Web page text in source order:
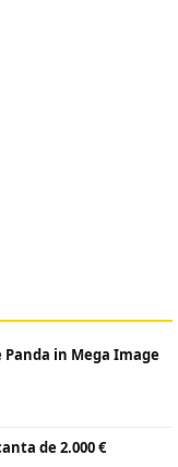
Panda in Mega Image
de 2.000 €